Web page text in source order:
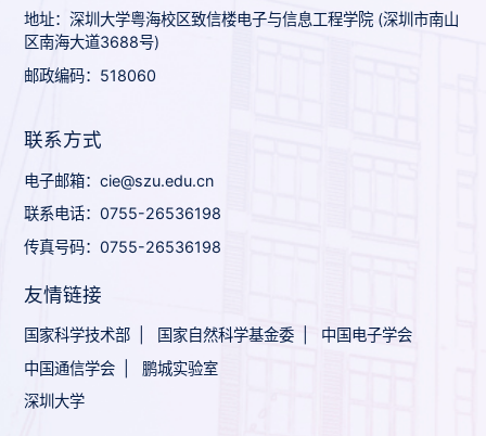
地址：深圳大学粤海校区致信楼电子与信息工程学院 (深圳市南山
区南海大道3688号)
邮政编码：518060
联系方式
电子邮箱：cie@szu.edu.cn
联系电话：0755-26536198
传真号码：0755-26536198
友情链接
国家科学技术部 国家自然科学基金委
中国电子学会
中国通信学会
鹏城实验室
深圳大学